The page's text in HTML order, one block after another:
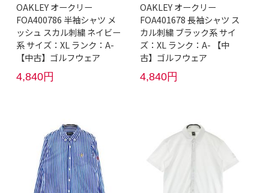
OAKLEY オークリー
FOA400786 半袖シャツ メ
ッシュ スカル刺繍 ネイビー
系 サイズ：XL ランク：A-
【中古】ゴルフウェア
4,840円
OAKLEY オークリー
FOA401678 長袖シャツ ス
カル刺繍 ブラック系 サイ
ズ：XL ランク：A- 【中
古】ゴルフウェア
4,840円